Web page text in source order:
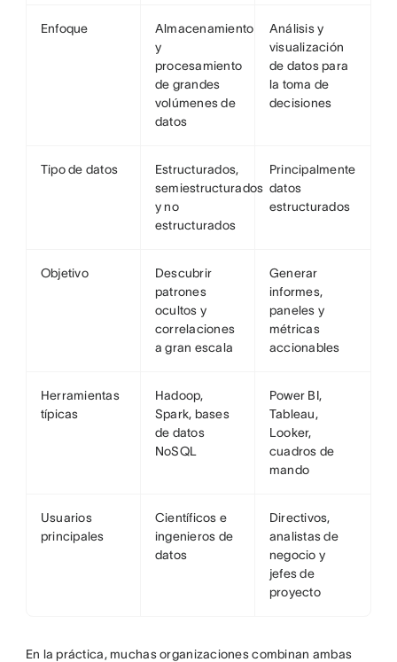
Enfoque
Almacenamiento
y
procesamiento
de grandes
volúmenes de
datos
Análisis y
visualización
de datos para
la toma de
decisiones
Tipo de datos
Estructurados,
semiestructurados
y no
estructurados
Principalmente
datos
estructurados
Objetivo
Descubrir
patrones
ocultos y
correlaciones
a gran escala
Generar
informes,
paneles y
métricas
accionables
Herramientas
típicas
Hadoop,
Spark, bases
de datos
NoSQL
Power BI,
Tableau,
Looker,
cuadros de
mando
Usuarios
principales
Científicos e
ingenieros de
datos
Directivos,
analistas de
negocio y
jefes de
proyecto
En la práctica, muchas organizaciones combinan ambas